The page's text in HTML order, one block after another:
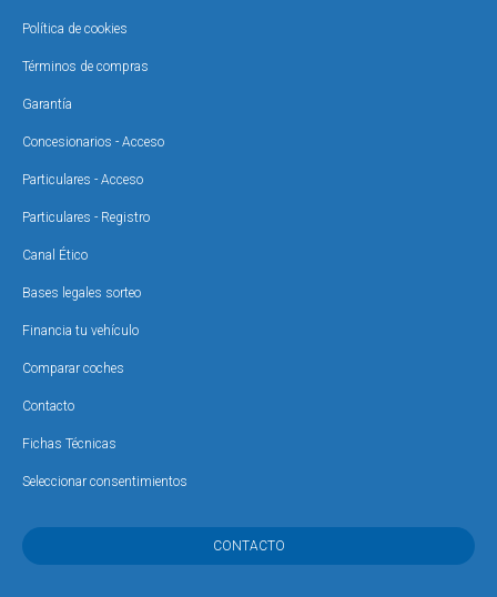
Política de cookies
Términos de compras
Garantía
Concesionarios - Acceso
Particulares - Acceso
Particulares - Registro
Canal Ético
Bases legales sorteo
Financia tu vehículo
Comparar coches
Contacto
Fichas Técnicas
Seleccionar consentimientos
CONTACTO